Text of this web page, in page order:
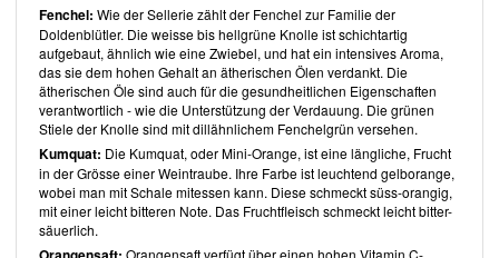
Fenchel: Wie der Sellerie zählt der Fenchel zur Familie der
Doldenblütler. Die weisse bis hellgrüne Knolle ist schichtartig
aufgebaut, ähnlich wie eine Zwiebel, und hat ein intensives Aroma,
das sie dem hohen Gehalt an ätherischen Ölen verdankt. Die
ätherischen Öle sind auch für die gesundheitlichen Eigenschaften
verantwortlich - wie die Unterstützung der Verdauung. Die grünen
Stiele der Knolle sind mit dillähnlichem Fenchelgrün versehen.
Kumquat: Die Kumquat, oder Mini-Orange, ist eine längliche, Frucht
in der Grösse einer Weintraube. Ihre Farbe ist leuchtend gelborange,
wobei man mit Schale mitessen kann. Diese schmeckt süss-orangig,
mit einer leicht bitteren Note. Das Fruchtfleisch schmeckt leicht bitter-
säuerlich.
Orangensaft verfügt über einen hohen Vitamin C-